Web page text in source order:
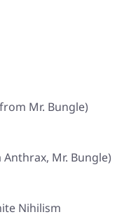
Mr. Bungle)
Mr. Bungle)
Nihilism